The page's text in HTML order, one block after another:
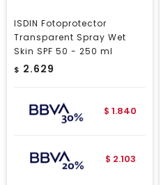
ISDIN Fotoprotector
Transparent Spray Wet
Skin SPF 50 - 250 ml
$ 2.629
$ 1.840
$ 2.103